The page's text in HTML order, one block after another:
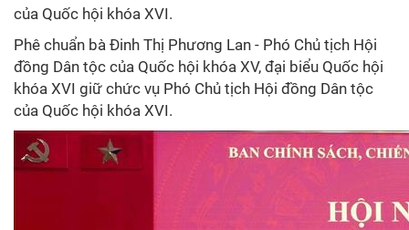
của Quốc hội khóa XVI.
Phê chuẩn bà Đinh Thị Phương Lan - Phó Chủ tịch Hội
đồng Dân tộc của Quốc hội khóa XV, đại biểu Quốc hội
khóa XVI giữ chức vụ Phó Chủ tịch Hội đồng Dân tộc
của Quốc hội khóa XVI.